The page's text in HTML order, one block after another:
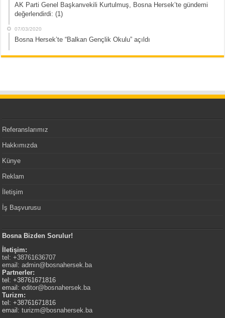
AK Parti Genel Başkanvekili Kurtulmuş, Bosna Hersek’te gündemi
değerlendirdi: (1)
07/03/2020
Bosna Hersek’te “Balkan Gençlik Okulu” açıldı
Referanslarımız
Hakkımızda
Künye
Reklam
İletişim
İş Başvurusu
Bosna Bizden Sorulur!
İletişim:
tel: +38761636707
email:admin@bosnahersek.ba
Partnerler:
tel: +38761671816
email:editor@bosnahersek.ba
Turizm:
tel: +38761671816
email:turizm@bosnahersek.ba